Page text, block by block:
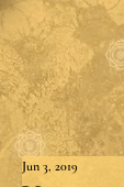
Jun 3, 2019